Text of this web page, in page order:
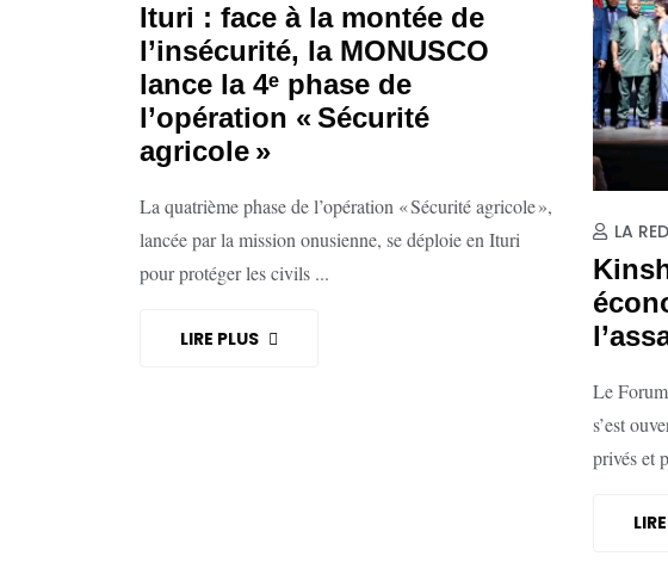
Ituri : face à la montée de
l’insécurité, la MONUSCO
lance la 4ᵉ phase de
l’opération « Sécurité
agricole »
La quatrième phase de l’opération « Sécurité agricole »,
lancée par la mission onusienne, se déploie en Ituri
pour protéger les civils ...
LIRE PLUS
LA
Le
s’est
privés et